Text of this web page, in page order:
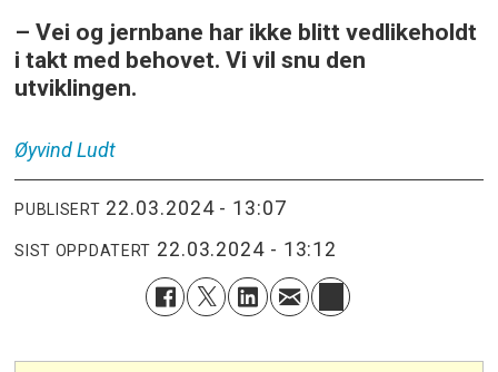
– Vei og jernbane har ikke blitt vedlikeholdt
i takt med behovet. Vi vil snu den
utviklingen.
Øyvind Ludt
PUBLISERT 22.03.2024 - 13:07
SIST OPPDATERT 22.03.2024 - 13:12